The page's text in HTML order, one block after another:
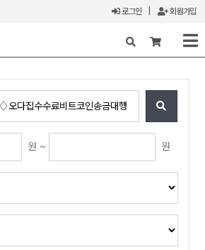
로그인 회원가입
X
원 ~ 원